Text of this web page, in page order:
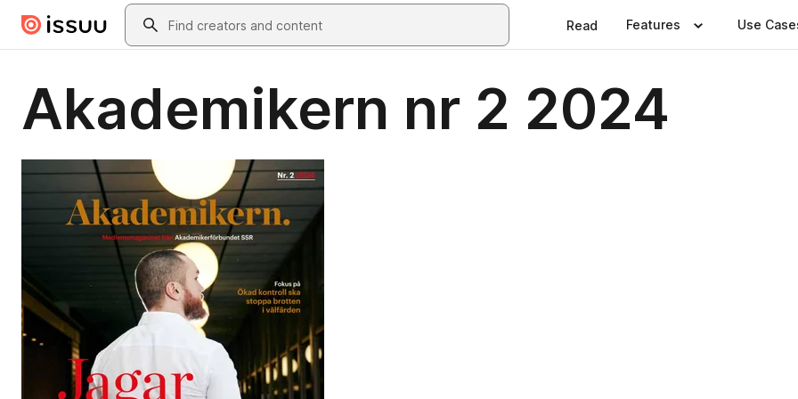
Skip to main contentSearch
Read Features Use
Akademikern nr 2 2024